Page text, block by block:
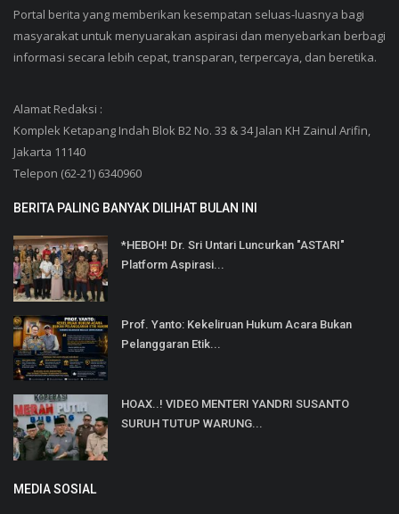
Portal berita yang memberikan kesempatan seluas-luasnya bagi
masyarakat untuk menyuarakan aspirasi dan menyebarkan berbagi
informasi secara lebih cepat, transparan, terpercaya, dan beretika.
Alamat Redaksi :
Komplek Ketapang Indah Blok B2 No. 33 & 34 Jalan KH Zainul Arifin,
Jakarta 11140
Telepon (62-21) 6340960
BERITA PALING BANYAK DILIHAT BULAN INI
*HEBOH! Dr. Sri Untari Luncurkan "ASTARI"
Platform Aspirasi...
Prof. Yanto: Kekeliruan Hukum Acara Bukan
Pelanggaran Etik...
HOAX..! VIDEO MENTERI YANDRI SUSANTO
SURUH TUTUP WARUNG...
MEDIA SOSIAL